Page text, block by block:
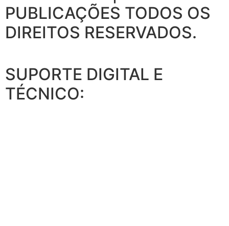
PUBLICAÇÕES TODOS OS
DIREITOS RESERVADOS.
SUPORTE DIGITAL E
TÉCNICO: